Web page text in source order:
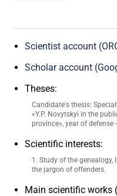
Scientist account
Scholar account
Theses:
Candidate's thesis:
«Y.P. Novytskyi in the
province», year of defense
Scientific interests:
1. Study of the
the jargon of offenders.
Main scientific works